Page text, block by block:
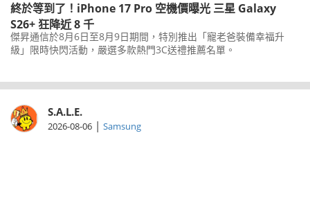
終於等到了！iPhone 17 Pro 空機價曝光 三星 Galaxy
S26+ 狂降近 8 千
傑昇通信於8月6日至8月9日期間，特別推出「寵老爸裝備幸福升
級」限時快閃活動，嚴選多款熱門3C送禮推薦名單。
S.A.L.E.
2026-08-06 | Samsung